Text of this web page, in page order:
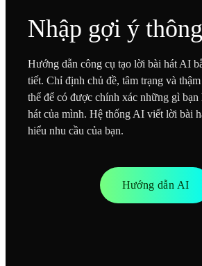
Nhập gợi ý
Hướng dẫn công cụ tạo lời bài hát AI
tiết. Chỉ định chủ đề, tâm trạng và
thể để có được chính xác những gì
hát của mình. Hệ thống AI viết lời bài
hiểu nhu cầu của bạn.
Hướng dẫn AI